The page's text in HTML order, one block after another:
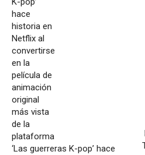
‘Las guerreras K-pop’ hace